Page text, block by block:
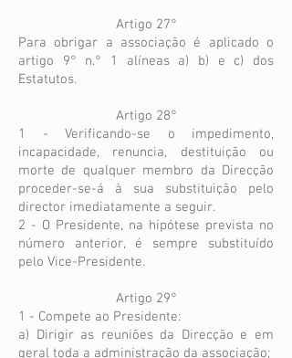
Artigo 27°
Para obrigar a associação é aplicado o
artigo 9° n.° 1 alíneas a) b) e c) dos
Estatutos.
Artigo 28°
1 - Verificando-se o impedimento,
incapacidade, renuncia, destituição ou
morte de qualquer membro da Direcção
proceder-se-á à sua substituição pelo
director imediatamente a seguir.
2 - O Presidente, na hipótese prevista no
número anterior, é sempre substituído
pelo Vice-Presidente.
Artigo 29°
1 - Compete ao Presidente:
a) Dirigir as reuniões da Direcção e em
geral toda a administração da associação;